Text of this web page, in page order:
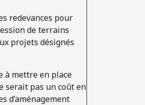
redevances pour
de terrains
projets désignés
à mettre en place
serait pas un coût en
d’aménagement